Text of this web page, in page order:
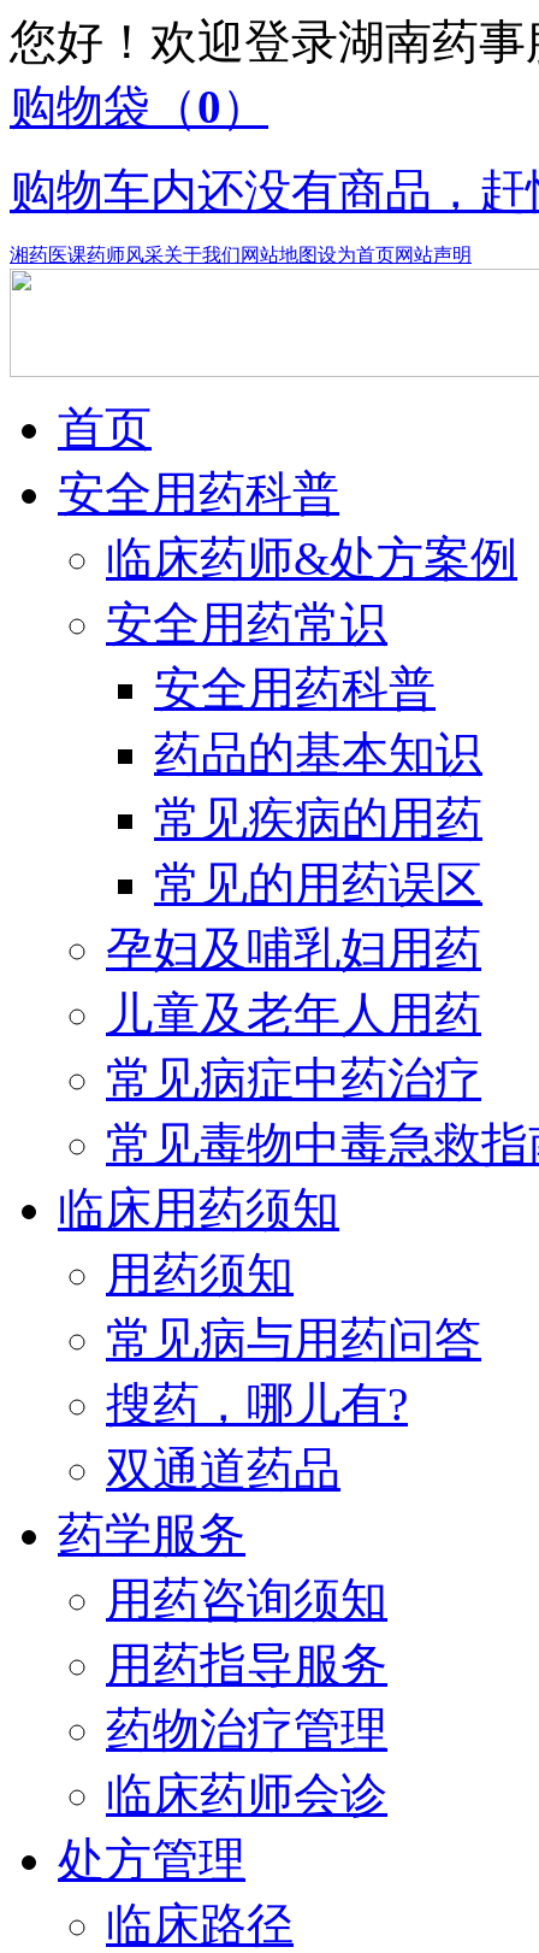
您好！欢迎登录湖南药
购物袋 （0）
购物车内还没有商品，
湘药医课药师风采关于我们网站地图设为首页网站声明
首页
安全用药科普
临床药师&处方案例
安全用药常识
安全用药科普
药品的基本知识
常见疾病的用药
常见的用药误区
孕妇及哺乳妇用药
儿童及老年人用药
常见病症中药治疗
常见毒物中毒急救指
临床用药须知
用药须知
常见病与用药问答
搜药，哪儿有?
双通道药品
药学服务
用药咨询须知
用药指导服务
药物治疗管理
临床药师会诊
处方管理
临床路径